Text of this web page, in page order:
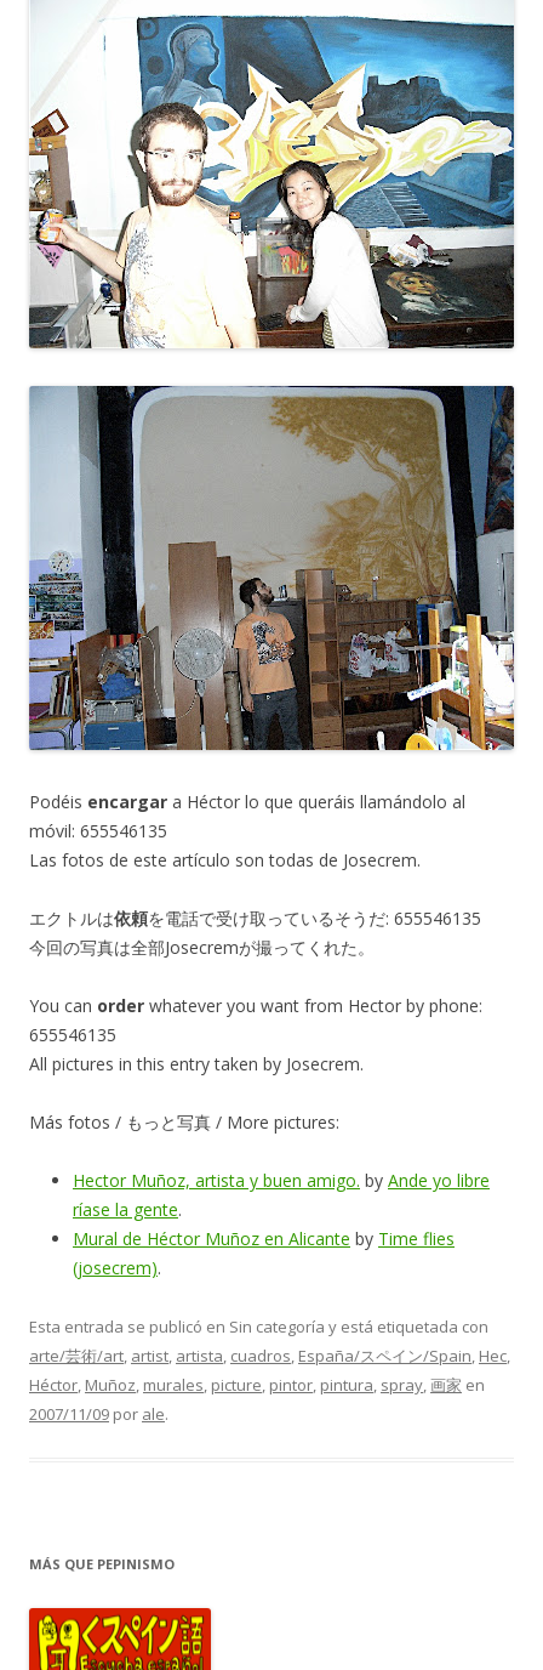
Podéis encargar a Héctor lo que queráis llamándolo al
móvil: 655546135
Las fotos de este artículo son todas de Josecrem.
エクトルは依頼を電話で受け取っているそうだ: 655546135
今回の写真は全部Josecremが撮ってくれた。
You can order whatever you want from Hector by phone:
655546135
All pictures in this entry taken by Josecrem.
Más fotos / もっと写真 / More pictures:
Hector Muñoz, artista y buen amigo. by Ande yo libre
ríase la gente.
Mural de Héctor Muñoz en Alicante by Time flies
(josecrem).
Esta entrada se publicó en Sin categoría y está etiquetada con
arte/芸術/art, artist, artista, cuadros, España/スペイン/Spain, Hec,
Héctor, Muñoz, murales, picture, pintor, pintura, spray,画家 en
2007/11/09 por ale.
MÁS QUE PEPINISMO